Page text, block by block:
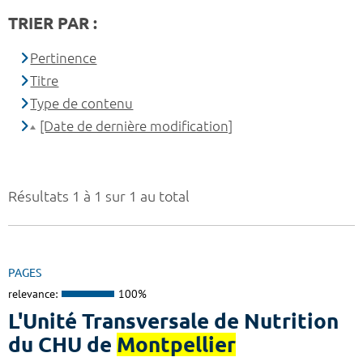
Résultats 1 à 1 sur 1 au total
PAGES
relevance: 100%
L'Unité Transversale de Nutrition
du CHU de Montpellier
TRIER PAR :
Pertinence
Titre
Type de contenu
[Date de dernière modification]